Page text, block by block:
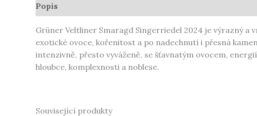
Popis
Grüner Veltliner Smaragd Singerriedel 2024 je výrazný a
exotické ovoce, kořenitost a po nadechnutí i přesná
intenzivně, přesto vyváženě, se šťavnatým ovocem,
hloubce, komplexnosti a noblese.
Související produkty